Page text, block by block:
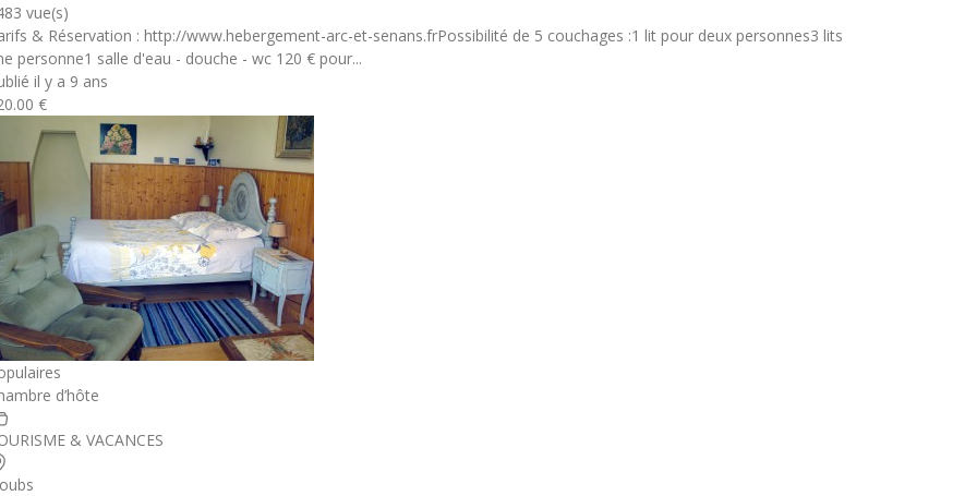
vue(s)
& Réservation : http://www.hebergement-arc-et-senans.frPossibilité de 5 couchages :1 lit pour deux personnes3 lits
personne1 salle d'eau - douche - wc 120 € pour...
il y a 9 ans
€
d’hôte
& VACANCES